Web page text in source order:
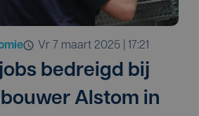
vr 7 maart 2025 | 17:21
bedreigd bij
Alstom in